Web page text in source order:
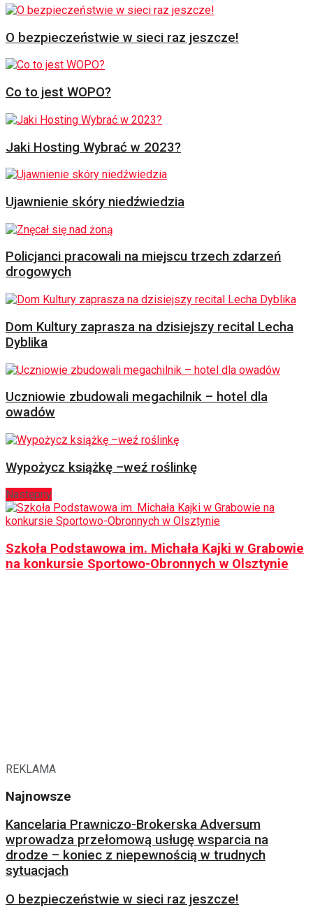
O bezpieczeństwie w sieci raz jeszcze!
Co to jest WOPO?
Jaki Hosting Wybrać w 2023?
Ujawnienie skóry niedźwiedzia
Policjanci pracowali na miejscu trzech zdarzeń
drogowych
Dom Kultury zaprasza na dzisiejszy recital Lecha
Dyblika
Uczniowie zbudowali megachilnik – hotel dla
owadów
Wypożycz książkę –weź roślinkę
Następny
Szkoła Podstawowa im. Michała Kajki w Grabowie
na konkursie Sportowo-Obronnych w Olsztynie
REKLAMA
Najnowsze
Kancelaria Prawniczo-Brokerska Adversum
wprowadza przełomową usługę wsparcia na
drodze – koniec z niepewnością w trudnych
sytuacjach
O bezpieczeństwie w sieci raz jeszcze!